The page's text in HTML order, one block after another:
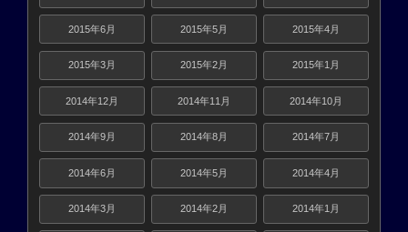
2015年6月 2015年5月 2015年4月
2015年3月 2015年2月 2015年1月
2014年12月 2014年11月 2014年10月
2014年9月 2014年8月 2014年7月
2014年6月 2014年5月 2014年4月
2014年3月 2014年2月 2014年1月